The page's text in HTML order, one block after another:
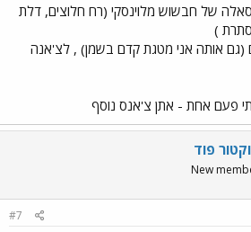
של חבשוש מלוינסקי (רח חלוצים, דלת
)
(גם אותה אני מטגת קדם בשמן) , לצ'אנה
פעם אחת - אתן צ'אנס נוסף
פוד
New
#7